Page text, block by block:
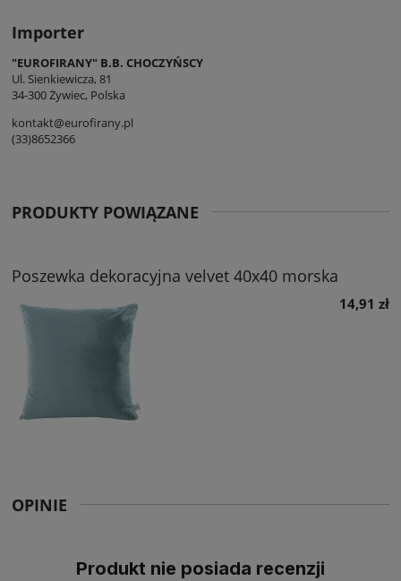
Importer
"EUROFIRANY" B.B. CHOCZYŃSCY
Ul. Sienkiewicza, 81
34-300 Żywiec, Polska
kontakt@eurofirany.pl
(33)8652366
OPINIE
Produkt nie posiada recenzji
PRODUKTY POWIĄZANE
Poszewka dekoracyjna velvet 40x40 morska
14,91 zł